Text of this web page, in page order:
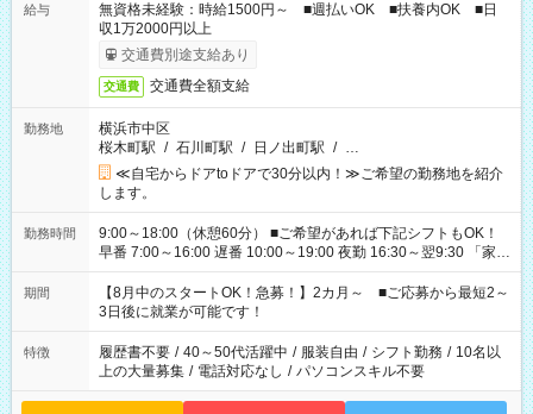
給与
無資格未経験：時給1500円～ ■週払いOK ■扶養内OK ■日
収1万2000円以上
交通費別途支給あり
交通費 交通費全額支給
勤務地
横浜市中区
桜木町駅 / 石川町駅 / 日ノ出町駅 / …
≪自宅からドアtoドアで30分以内！≫ご希望の勤務地を紹介
します。
勤務時間
9:00～18:00（休憩60分） ■ご希望があれば下記シフトもOK！
早番 7:00～16:00 遅番 10:00～19:00 夜勤 16:30～翌9:30 「家族
と休みを合わせたい」 「余裕を持って夕飯の準備がしたい」
「できれば残業はしたくない」 など、ご希望を教えてください
ね。 ※Wワーク希望の方へ 今ご覧のお仕事で希望する勤務時間
と、もう1つのお仕事の勤務時間。 合計で週40時間を超える場
合は応募できません。
期間
【8月中のスタートOK！急募！】2カ月～ ■ご応募から最短2～
3日後に就業が可能です！
特徴 履歴書不要 / 40～50代活躍中 / 服装自由 / シフト勤務 / 10名以
上の大量募集 / 電話対応なし / パソコンスキル不要